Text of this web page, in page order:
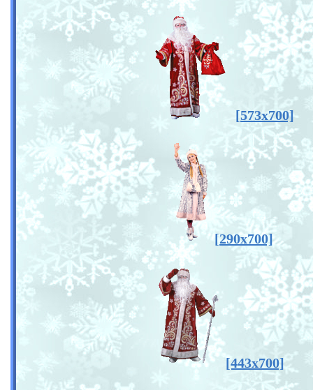
[573x700]
[290x700]
[443x700]